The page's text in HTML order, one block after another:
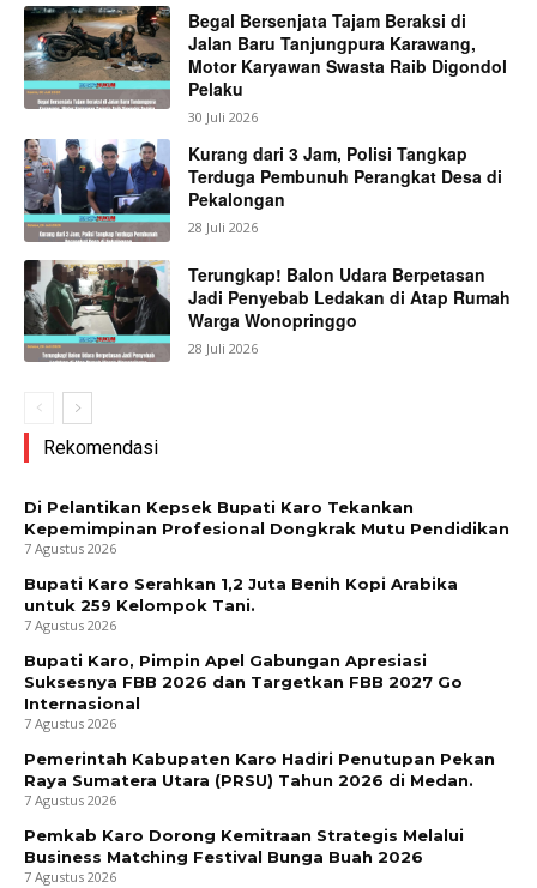
Begal Bersenjata Tajam Beraksi di
Jalan Baru Tanjungpura Karawang,
Motor Karyawan Swasta Raib Digondol
Pelaku
30 Juli 2026
Kurang dari 3 Jam, Polisi Tangkap
Terduga Pembunuh Perangkat Desa di
Pekalongan
28 Juli 2026
Terungkap! Balon Udara Berpetasan
Jadi Penyebab Ledakan di Atap Rumah
Warga Wonopringgo
28 Juli 2026
Rekomendasi
Di Pelantikan Kepsek Bupati Karo Tekankan
Kepemimpinan Profesional Dongkrak Mutu Pendidikan
7 Agustus 2026
Bupati Karo Serahkan 1,2 Juta Benih Kopi Arabika
untuk 259 Kelompok Tani.
7 Agustus 2026
Bupati Karo, Pimpin Apel Gabungan Apresiasi
Suksesnya FBB 2026 dan Targetkan FBB 2027 Go
Internasional
7 Agustus 2026
Pemerintah Kabupaten Karo Hadiri Penutupan Pekan
Raya Sumatera Utara (PRSU) Tahun 2026 di Medan.
7 Agustus 2026
Pemkab Karo Dorong Kemitraan Strategis Melalui
Business Matching Festival Bunga Buah 2026
7 Agustus 2026